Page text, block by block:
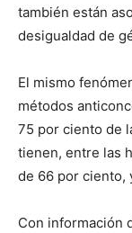
también están
desigualdad de
El mismo
métodos
75 por ciento de
tienen, entre las
de 66 por ciento,
Con información